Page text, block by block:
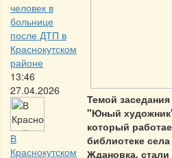
человек в
больнице
после ДТП в
Краснокутском
районе
13:46
27.04.2026
В
Краснокутском
Темой
"Юный
который
библиотеке села
Ждановка,